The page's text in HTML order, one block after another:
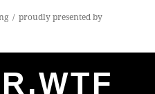
proudly presented by